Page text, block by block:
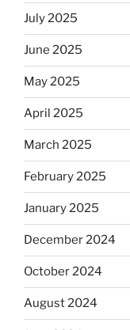
July 2025
June 2025
May 2025
April 2025
March 2025
February 2025
January 2025
December 2024
October 2024
August 2024